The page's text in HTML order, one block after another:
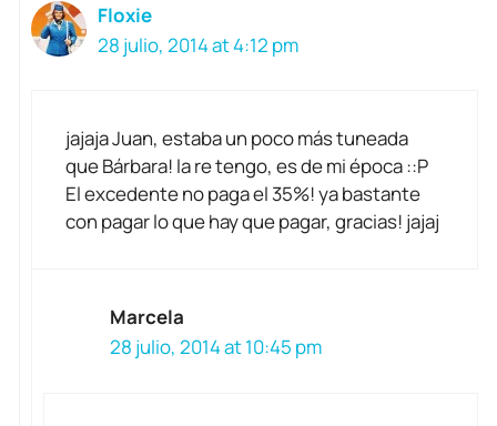
Floxie
28 julio, 2014 at 4:12 pm
jajaja Juan, estaba un poco más tuneada
que Bárbara! la re tengo, es de mi época ::P
El excedente no paga el 35%! ya bastante
con pagar lo que hay que pagar, gracias! jajaj
Marcela
28 julio, 2014 at 10:45 pm